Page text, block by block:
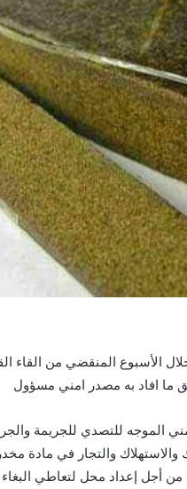
ما افاد به مصدر امني مسؤول
الموجه للتصدي للجريمة
الهندي (زطلة) إيقاف 7 أشخاص 4 رجال و3 نساء من أجل إعداد